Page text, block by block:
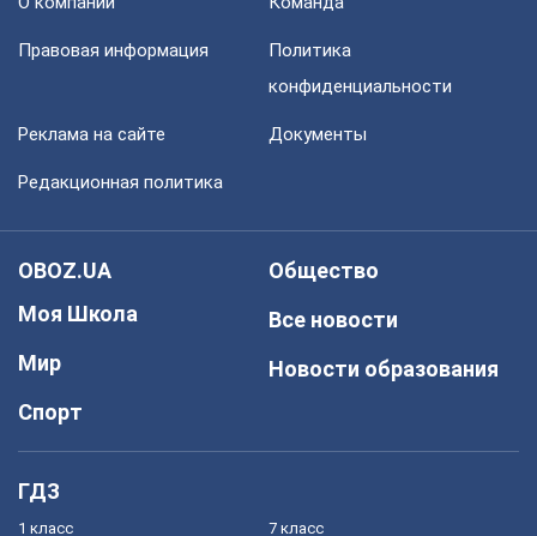
Правовая информация
Политика
конфиденциальности
Реклама на сайте Документы
Редакционная политика
OBOZ.UA
Моя Школа
Мир
Спорт
Общество
Все новости
Новости образования
ГДЗ
1 класс 7 класс